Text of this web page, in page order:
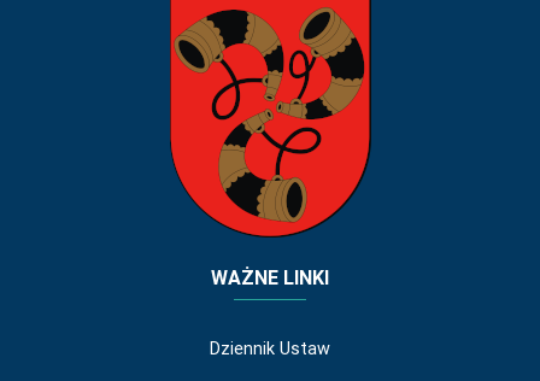
WAŻNE LINKI
Dziennik Ustaw